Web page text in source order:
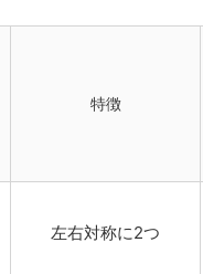
特徴
左右対称に2つ